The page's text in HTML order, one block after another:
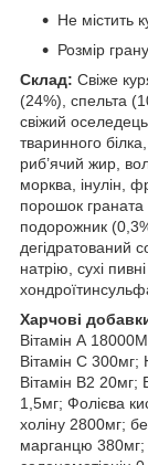
Не містить
Розмір
Склад: Свіже
(24%), спельта
свіжий
тваринного
риб’ячий жир,
морква, інулін,
порошок
подорожник
дегідратований
натрію, сухі
Харчові
Вітамін А
Вітамін С 300мг;
Вітамін В2 20мг;
1,5мг; Фолієва
холіну 2800мг;
марганцю 380мг;